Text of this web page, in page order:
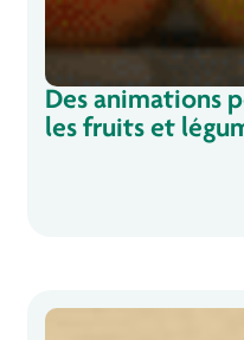
Des animations
les fruits et